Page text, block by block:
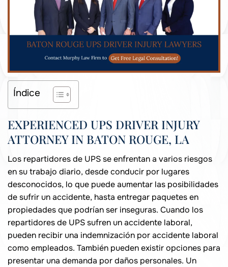
Índice
EXPERIENCED UPS DRIVER INJURY
ATTORNEY IN BATON ROUGE, LA
Los repartidores de UPS se enfrentan a varios riesgos
en su trabajo diario, desde conducir por lugares
desconocidos, lo que puede aumentar las posibilidades
de sufrir un accidente, hasta entregar paquetes en
propiedades que podrían ser inseguras. Cuando los
repartidores de UPS sufren un accidente laboral,
pueden recibir una indemnización por accidente laboral
como empleados. También pueden existir opciones para
presentar una demanda por daños personales. Un